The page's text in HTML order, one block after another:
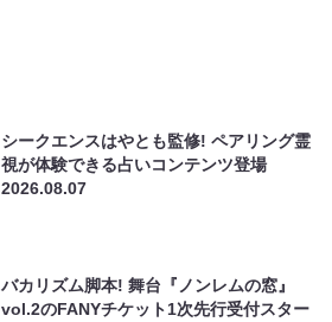
シークエンスはやとも監修! ペアリング霊
視が体験できる占いコンテンツ登場
2026.08.07
バカリズム脚本! 舞台『ノンレムの窓』
vol.2のFANYチケット1次先行受付スター